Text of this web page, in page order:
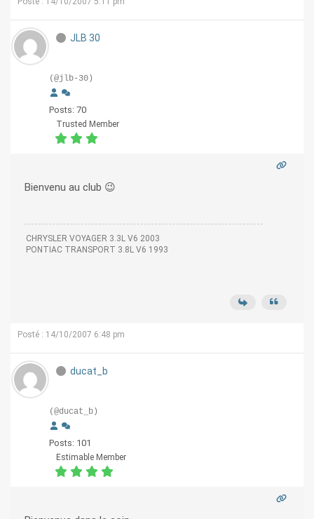
JLB 30
(@jlb-30)
Posts: 70
Trusted Member
Bienvenu au club 😉
CHRYSLER VOYAGER 3.3L V6 2003
PONTIAC TRANSPORT 3.8L V6 1993
Posté : 14/10/2007 6:48 pm
ducat_b
(@ducat_b)
Posts: 101
Estimable Member